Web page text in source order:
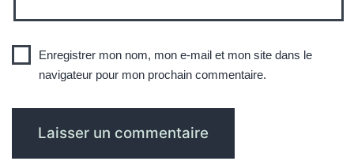
Enregistrer mon nom, mon e-mail et mon site dans le
navigateur pour mon prochain commentaire.